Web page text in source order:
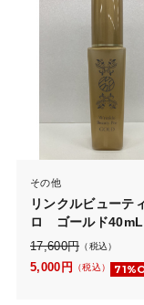
その他
リンクルビューテ
ロ ゴールド
セット
17,600円 （税込）
5,000 円 （税込）